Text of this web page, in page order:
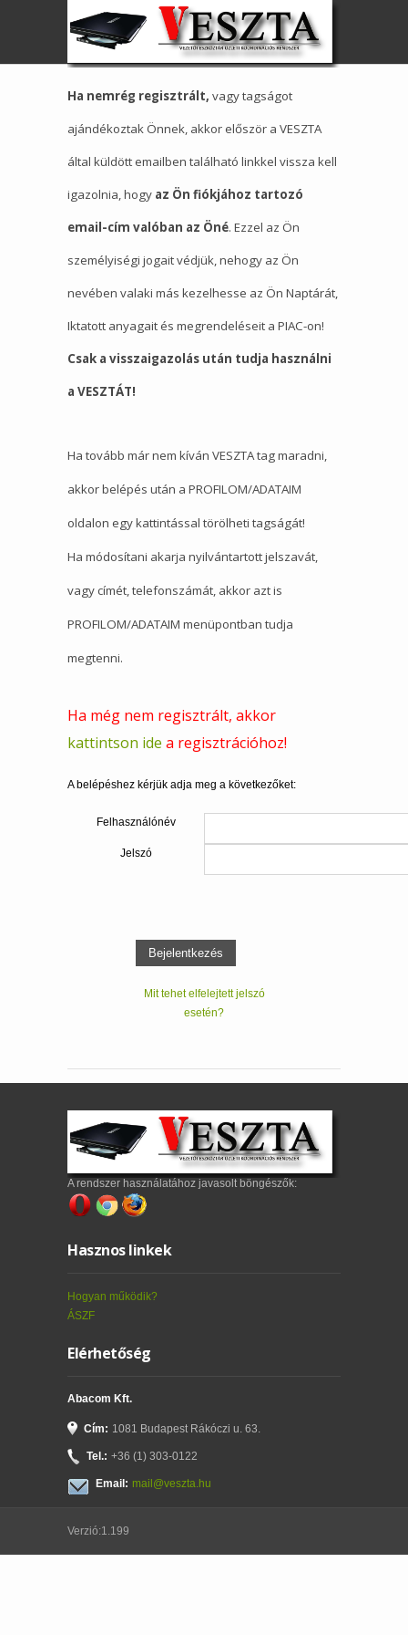
Ha nemrég regisztrált, vagy tagságot
ajándékoztak Önnek, akkor először a VESZTA
által küldött emailben található linkkel vissza kell
igazolnia, hogy az Ön fiókjához tartozó
email-cím valóban az Öné. Ezzel az Ön
személyiségi jogait védjük, nehogy az Ön
nevében valaki más kezelhesse az Ön Naptárát,
Iktatott anyagait és megrendeléseit a PIAC-on!
Csak a visszaigazolás után tudja használni
a VESZTÁT!
Ha tovább már nem kíván VESZTA tag maradni,
akkor belépés után a PROFILOM/ADATAIM
oldalon egy kattintással törölheti tagságát!
Ha módosítani akarja nyilvántartott jelszavát,
vagy címét, telefonszámát, akkor azt is
PROFILOM/ADATAIM menüpontban tudja
megtenni.
Ha még nem regisztrált, akkor
kattintson ide a regisztrációhoz!
A belépéshez kérjük adja meg a következőket:
Felhasználónév
Jelszó
Mit tehet elfelejtett jelszó
esetén?
A rendszer használatához javasolt böngészők:
Hasznos linkek
Hogyan működik?
ÁSZF
Elérhetőség
Abacom Kft.
Cím: 1081 Budapest Rákóczi u. 63.
Tel.: +36 (1) 303-0122
Email: mail@veszta.hu
Verzió:1.199